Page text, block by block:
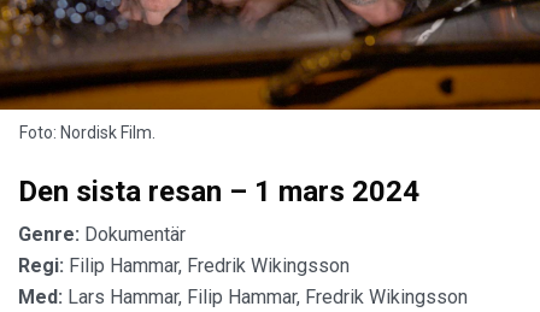
Foto: Nordisk Film.
Den sista resan – 1 mars 2024
Genre: Dokumentär
Regi: Filip Hammar, Fredrik Wikingsson
Med: Lars Hammar, Filip Hammar, Fredrik Wikingsson